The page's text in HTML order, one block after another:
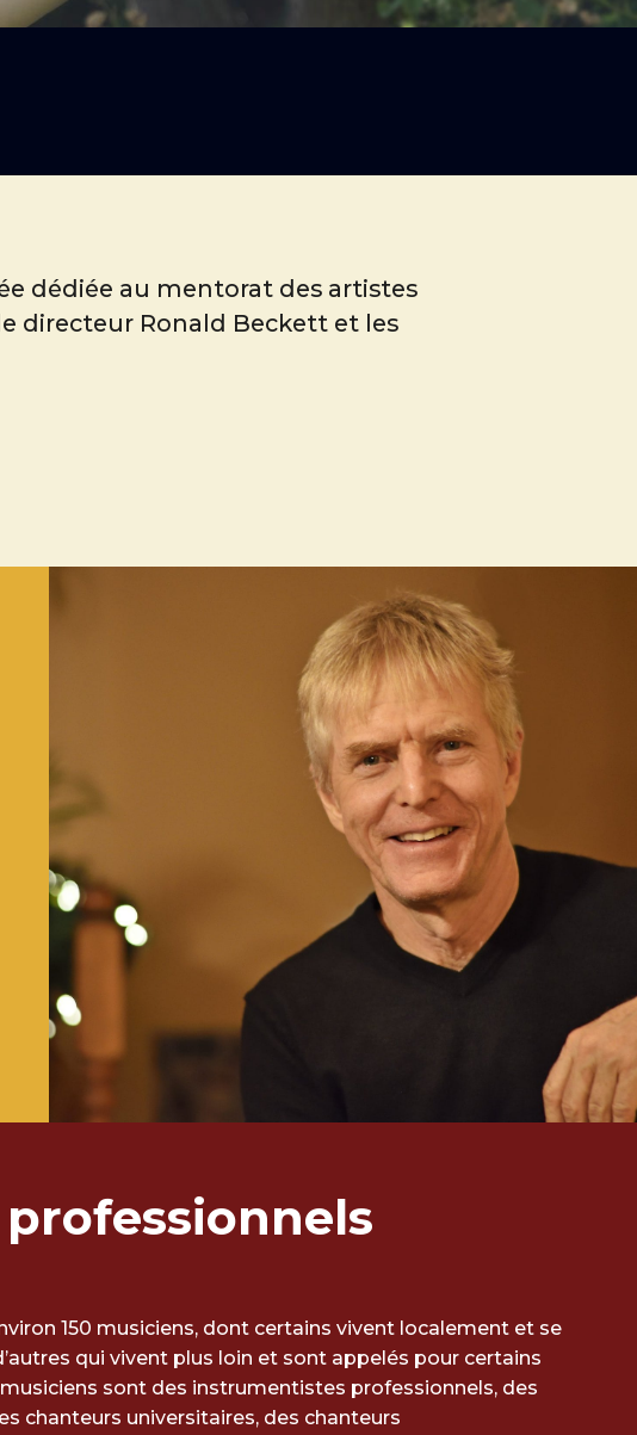
dédiée au mentorat des artistes
directeur Ronald Beckett et les
150 musiciens, dont certains vivent localement et se
qui vivent plus loin et sont appelés pour certains
sont des instrumentistes professionnels, des
chanteurs universitaires, des chanteurs